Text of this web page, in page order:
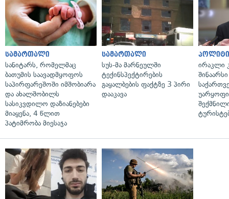
სამართალი
სანიტარს, რომელმაც
ბათუმის საავადმყოფოს
საპირფარეშოში იმშობიარა
და ახალშობილს
სასიკვდილო დაზიანებები
მიაყენა, 4 წლით
პატიმრობა მიესაჯა
სამართალი
სუს-მა მარნეულში
ტექინსპექტირების
გაყალბების ფაქტზე 3 პირი
დააკავა
ირაკლი